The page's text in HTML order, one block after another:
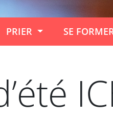
PRIER SE